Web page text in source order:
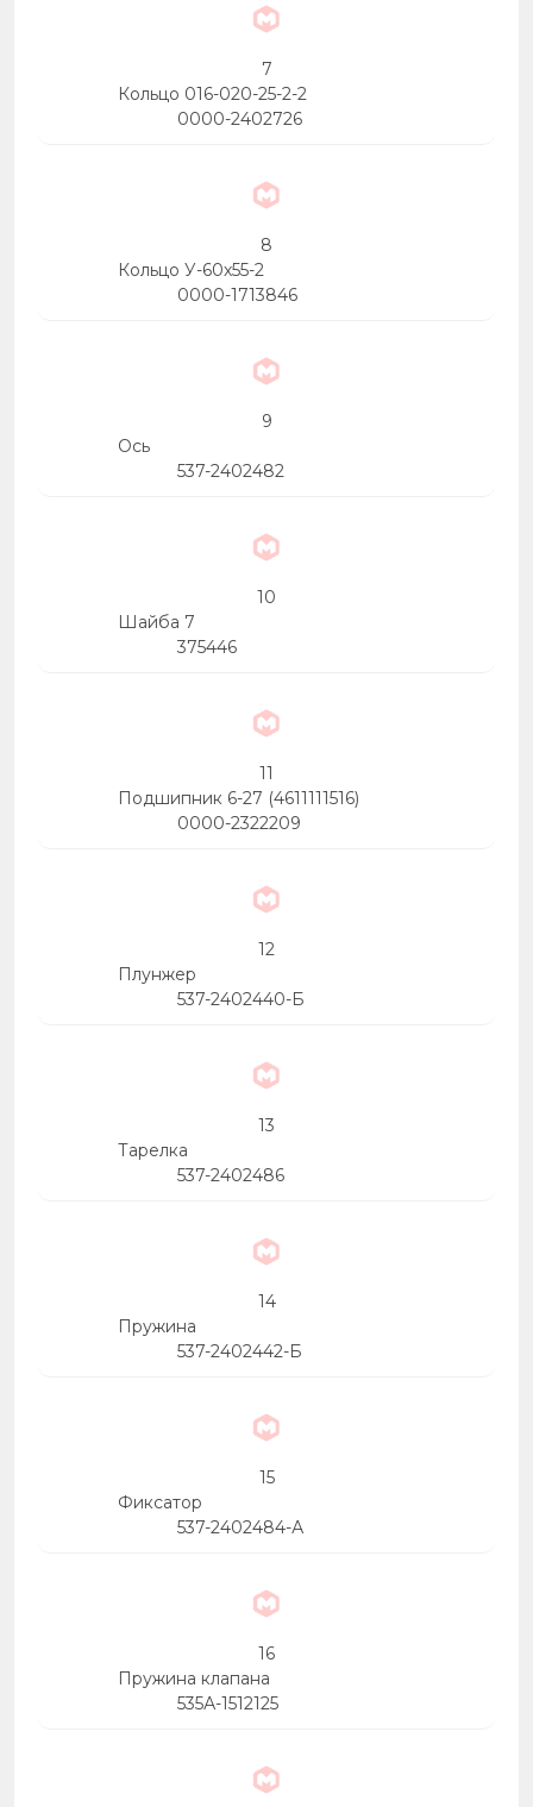
7
Кольцо 016-020-25-2-2
0000-2402726
8
Кольцо У-60х55-2
0000-1713846
9
Ось
537-2402482
10
Шайба 7
375446
11
Подшипник 6-27 (4611111516)
0000-2322209
12
Плунжер
537-2402440-Б
13
Тарелка
537-2402486
14
Пружина
537-2402442-Б
15
Фиксатор
537-2402484-А
16
Пружина клапана
535А-1512125